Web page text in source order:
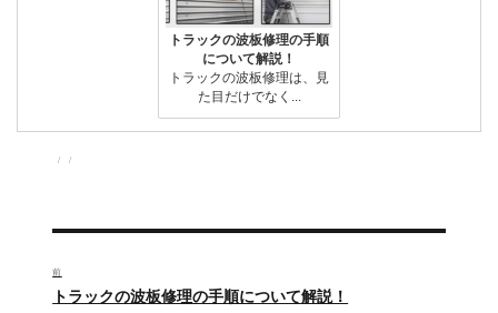
トラックの波板修理の手順
について解説！
トラックの波板修理は、見
た目だけでなく...
投
投
稿
前
過
トラックの波板修理の手順について解説！